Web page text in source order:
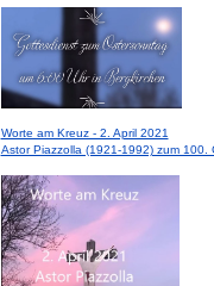
Worte am Kreuz - 2. April 2021
Astor Piazzolla (1921-1992) zum 100.